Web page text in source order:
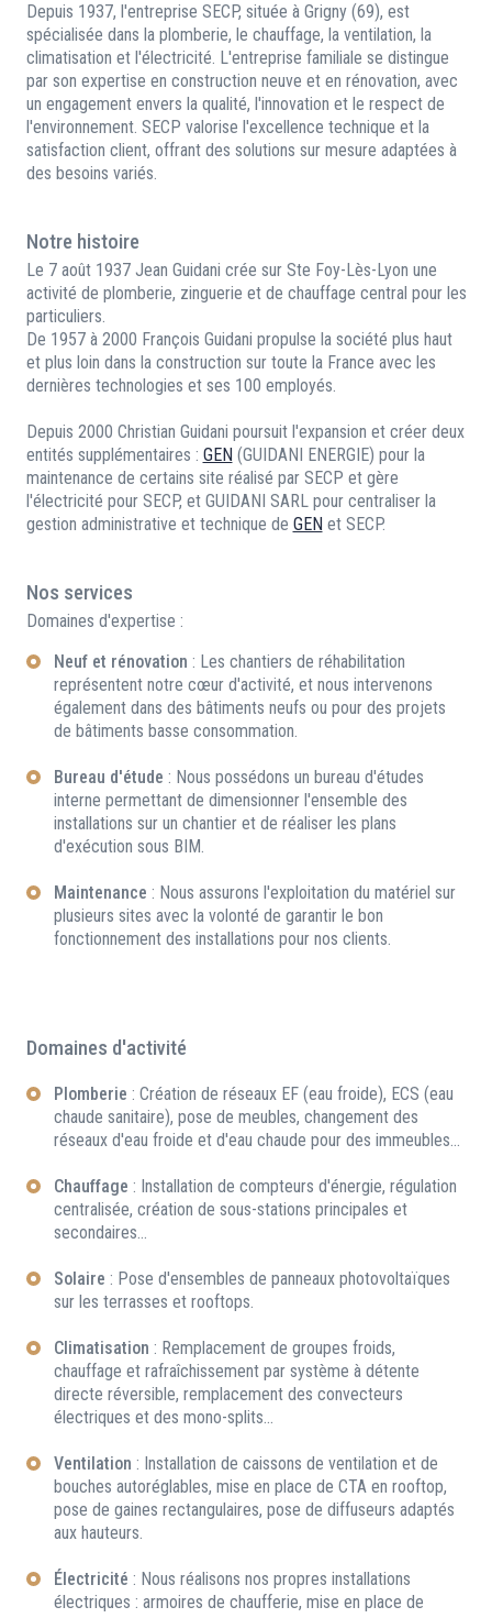
Depuis 1937, l'entreprise SECP, située à Grigny (69), est
spécialisée dans la plomberie, le chauffage, la ventilation, la
climatisation et l'électricité. L'entreprise familiale se distingue
par son expertise en construction neuve et en rénovation, avec
un engagement envers la qualité, l'innovation et le respect de
l'environnement. SECP valorise l'excellence technique et la
satisfaction client, offrant des solutions sur mesure adaptées à
des besoins variés.
Notre histoire
Le 7 août 1937 Jean Guidani crée sur Ste Foy-Lès-Lyon une
activité de plomberie, zinguerie et de chauffage central pour les
particuliers.
De 1957 à 2000 François Guidani propulse la société plus haut
et plus loin dans la construction sur toute la France avec les
dernières technologies et ses 100 employés.
Depuis 2000 Christian Guidani poursuit l'expansion et créer deux
entités supplémentaires : GEN (GUIDANI ENERGIE) pour la
maintenance de certains site réalisé par SECP et gère
l'électricité pour SECP, et GUIDANI SARL pour centraliser la
gestion administrative et technique de GEN et SECP.
Nos services
Domaines d'expertise :
Neuf et rénovation : Les chantiers de réhabilitation
représentent notre cœur d'activité, et nous intervenons
également dans des bâtiments neufs ou pour des projets
de bâtiments basse consommation.
Bureau d'étude : Nous possédons un bureau d'études
interne permettant de dimensionner l'ensemble des
installations sur un chantier et de réaliser les plans
d'exécution sous BIM.
Maintenance : Nous assurons l'exploitation du matériel sur
plusieurs sites avec la volonté de garantir le bon
fonctionnement des installations pour nos clients.
Domaines d'activité
Plomberie : Création de réseaux EF (eau froide), ECS (eau
chaude sanitaire), pose de meubles, changement des
réseaux d'eau froide et d'eau chaude pour des immeubles...
Chauffage : Installation de compteurs d'énergie, régulation
centralisée, création de sous-stations principales et
secondaires...
Solaire : Pose d'ensembles de panneaux photovoltaïques
sur les terrasses et rooftops.
Climatisation : Remplacement de groupes froids,
chauffage et rafraîchissement par système à détente
directe réversible, remplacement des convecteurs
électriques et des mono-splits...
Ventilation : Installation de caissons de ventilation et de
bouches autoréglables, mise en place de CTA en rooftop,
pose de gaines rectangulaires, pose de diffuseurs adaptés
aux hauteurs.
Électricité : Nous réalisons nos propres installations
électriques : armoires de chaufferie, mise en place de